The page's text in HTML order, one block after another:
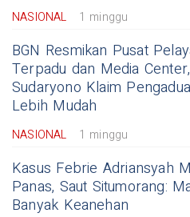
NASIONAL 1 minggu
BGN Resmikan Pusat
Terpadu dan Media Center,
Sudaryono Klaim
Lebih Mudah
NASIONAL 1 minggu
Kasus Febrie Adriansyah
Panas, Saut Situmorang:
Banyak Keanehan